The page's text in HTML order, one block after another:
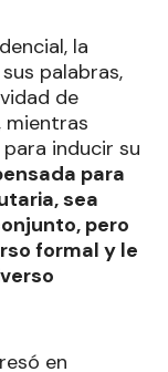
la
palabras,
de
mientras
inducir su
para
sea
pero
formal y le
en